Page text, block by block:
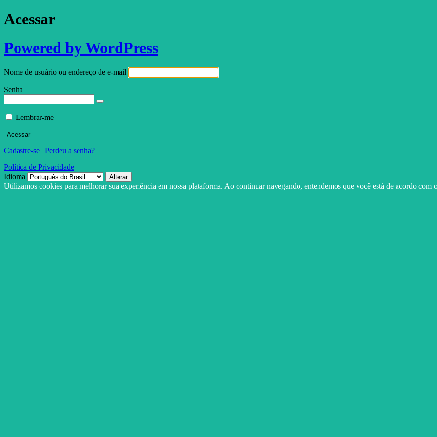
Acessar
Powered by WordPress
Nome de usuário ou endereço de e-mail
Senha
Lembrar-me
Cadastre-se | Perdeu a senha?
Política de Privacidade
Idioma
Utilizamos cookies para melhorar sua experiência em nossa plataforma. Ao continuar navegando, entendemos que você está de acordo com